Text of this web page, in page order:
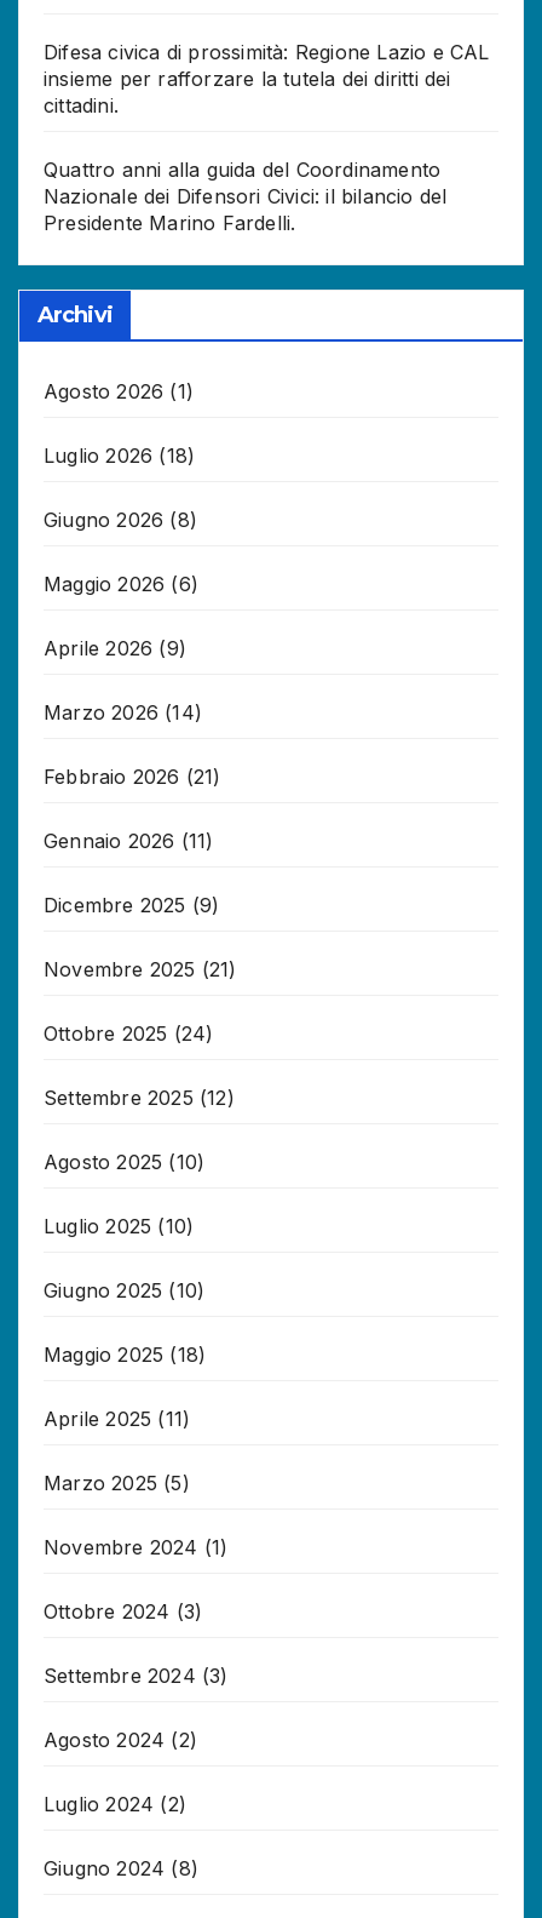
Difesa civica di prossimità: Regione Lazio e CAL
insieme per rafforzare la tutela dei diritti dei
cittadini.
Quattro anni alla guida del Coordinamento
Nazionale dei Difensori Civici: il bilancio del
Presidente Marino Fardelli.
Archivi
Agosto 2026 (1)
Luglio 2026 (18)
Giugno 2026 (8)
Maggio 2026 (6)
Aprile 2026 (9)
Marzo 2026 (14)
Febbraio 2026 (21)
Gennaio 2026 (11)
Dicembre 2025 (9)
Novembre 2025 (21)
Ottobre 2025 (24)
Settembre 2025 (12)
Agosto 2025 (10)
Luglio 2025 (10)
Giugno 2025 (10)
Maggio 2025 (18)
Aprile 2025 (11)
Marzo 2025 (5)
Novembre 2024 (1)
Ottobre 2024 (3)
Settembre 2024 (3)
Agosto 2024 (2)
Luglio 2024 (2)
Giugno 2024 (8)